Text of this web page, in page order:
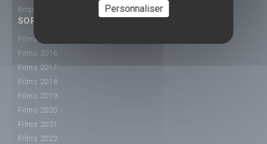
Biopic
SORTIE CINÉ
Films 2015
Films 2016
Films 2017
Films 2018
Films 2019
Films 2020
Films 2021
Films 2022
Personnaliser